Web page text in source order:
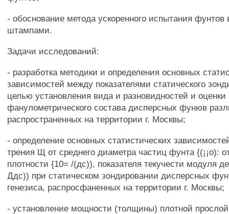
- обоснование метода ускоренного испытания
штампами.
Задачи исследований:
- разработка методики и определения основных
зависимостей между показателями статического
целью установления вида и разновидностей и оценки
фанулометрического состава дисперсных фунюв
распространенных на территории г. Москвы;
- определение основных статистических
трения Щ от среднего диаметра частиц фунта {(¡¡о):
плотности {10= /(дс)), показателя текучести модуля
Ддс)) при статическом зондировании дисперсных
генезиса, распросфаненных на территории г. Москвы;
- установление мощности (толщины) плотной